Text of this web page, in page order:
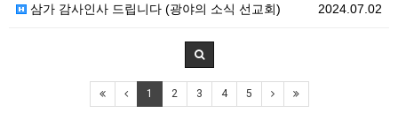
2024.07.02
삼가 감사인사 드립니다 (광야의 소식 선교회)
1 2 3 4 5